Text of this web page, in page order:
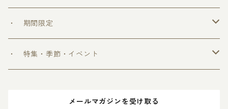
＞ ウフフの乳酸菌シリーズ
＞ 爽和場シリーズ
・ 期間限定
＞ 爽和場セット
・ 特集・季節・イベント
メールマガジンを受け取る